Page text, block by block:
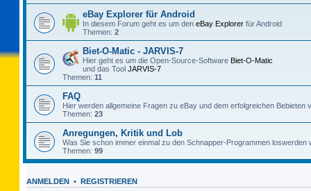
eBay Explorer für Android
In diesem Forum geht es um den eBay Explorer für Android
Themen: 2
Biet-O-Matic - JARVIS-7
Hier geht es um die Open-Source-Software Biet-O-Matic
und das Tool JARVIS-7
Themen: 11
FAQ
Hier werden allgemeine Fragen zu eBay und dem erfolgreichen Bebieten
Themen: 23
Anregungen, Kritik und Lob
Was Sie schon immer einmal zu den Schnapper-Programmen loswerden
Themen: 99
ANMELDEN • REGISTRIEREN